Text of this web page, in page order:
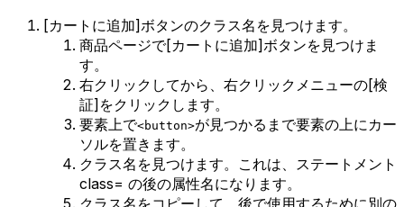
[カートに追加]ボタンのクラス名を見つけます。
商品ページで[カートに追加]ボタンを見つけま
す。
右クリックしてから、右クリックメニューの[検
証]をクリックします。
要素上で<button>が見つかるまで要素の上にカー
ソルを置きます。
クラス名を見つけます。これは、ステートメント
class= の後の属性名になります。